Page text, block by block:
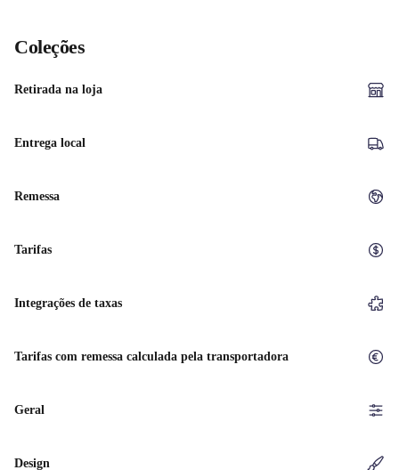
Coleções
Retirada na loja
Entrega local
Remessa
Tarifas
Integrações de taxas
Tarifas com remessa calculada pela transportadora
Geral
Design